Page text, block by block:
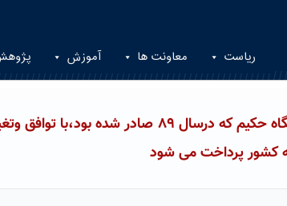
ریاست معاونت ها آموزش
عوارض و مصوبات شهرداری سبزوار در خصوص دانشگاه حکیم که درسال ٨٩
کشور پرداخت می شود